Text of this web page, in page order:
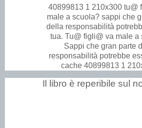
Il libro è reperibile sul